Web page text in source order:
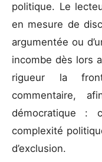
politique. Le
en mesure de
argumentée ou
incombe dès lors
rigueur la
commentaire,
démocratique :
complexité
d’exclusion.